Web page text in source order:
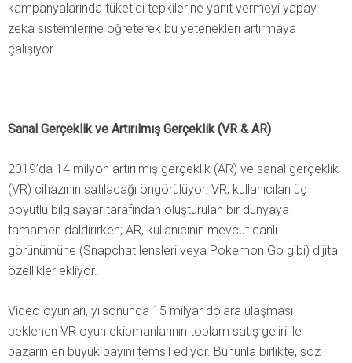
kampanyalarında tüketici tepkilerine yanıt vermeyi yapay
zeka sistemlerine öğreterek bu yetenekleri artırmaya
çalışıyor.
Sanal Gerçeklik ve Artırılmış Gerçeklik (VR & AR)
2019’da 14 milyon artırılmış gerçeklik (AR) ve sanal gerçeklik
(VR) cihazının satılacağı öngörülüyor. VR, kullanıcıları üç
boyutlu bilgisayar tarafından oluşturulan bir dünyaya
tamamen daldırırken; AR, kullanıcının mevcut canlı
görünümüne (Snapchat lensleri veya Pokemon Go gibi) dijital
özellikler ekliyor.
Video oyunları, yılsonunda 15 milyar dolara ulaşması
beklenen VR oyun ekipmanlarının toplam satış geliri ile
pazarın en büyük payını temsil ediyor. Bununla birlikte, söz